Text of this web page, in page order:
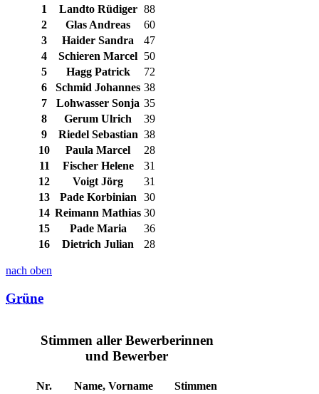
1
Landto Rüdiger 88
2
Glas Andreas
60
3
Haider Sandra
47
4
Schieren Marcel 50
5
Hagg Patrick
72
6
Schmid Johannes 38
7
Lohwasser Sonja 35
8
Gerum Ulrich
39
9
Riedel Sebastian 38
10
Paula Marcel
28
11
Fischer Helene
31
12
Voigt Jörg
31
13
Pade Korbinian
30
14 Reimann Mathias 30
15
Pade Maria
36
16
Dietrich Julian 28
nach oben
Grüne
Stimmen aller Bewerberinnen
und Bewerber
Nr. Name, Vorname
Stimmen